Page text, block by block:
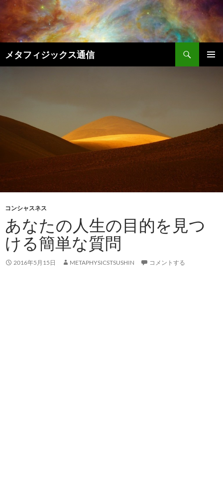
テ
ン
へ
プ
メタフィジックス通信
索
コンシャスネス
あなたの人生の目的を見つ
ける簡単な質問
2016年5月15日 METAPHYSICSTSUSHIN コメントする